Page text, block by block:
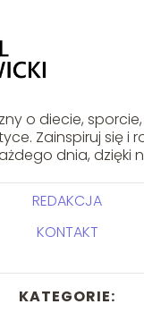
o diecie,
Zainspiruj się i
dnia, dzięki
REDAKCJA
KONTAKT
KATEGORIE: